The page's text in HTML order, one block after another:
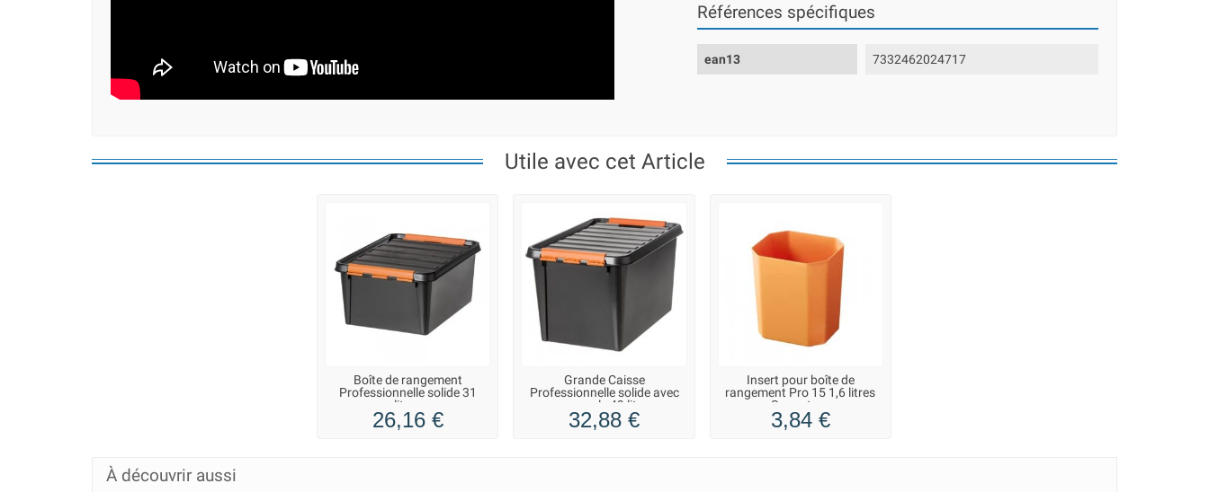
Références spécifiques
ean13 7332462024717
Utile avec cet Article
Boîte de rangement
Professionnelle solide 31
litres
26,16 €
Grande Caisse
Professionnelle solide avec
couvercle 49 litres
32,88 €
Insert pour boîte de
rangement Pro 15 1,6 litres
Smarstore
3,84 €
À découvrir aussi